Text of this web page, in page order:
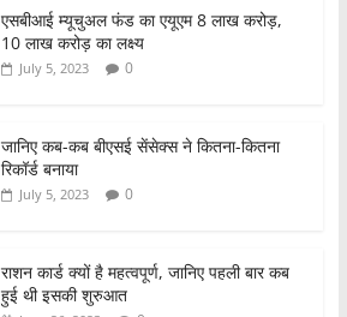
एसबीआई म्यूचुअल फंड का एयूएम 8 लाख करोड़,
10 लाख करोड़ का लक्ष्य
July 5, 2023 0
जानिए कब-कब बीएसई सेंसेक्स ने कितना-कितना
रिकॉर्ड बनाया
July 5, 2023 0
राशन कार्ड क्यों है महत्वपूर्ण, जानिए पहली बार कब
हुई थी इसकी शुरुआत